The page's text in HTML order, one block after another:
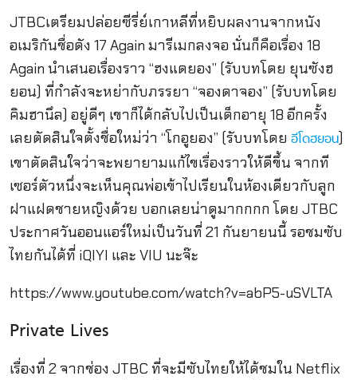
JTBCเตรียมปล่อยซีรี่ย์เกาหลีที่หยิบผลงานจากหนัง
อเมริกันชื่อดัง 17 Again มารีเมกลงจอ นั่นก็คือเรื่อง 18
Again นำเสนอเรื่องราว “ฮงแดยอง” (รับบทโดย ยุนซังฮ
ยอน) ที่กำลังจะหย่ากับภรรยา “จองดาจอง” (รับบทโดย
คิมฮานึล) อยู่ดีๆ เขาก็ได้กลับไปเป็นเด็กอายุ 18 อีกครั้ง
เลยตัดสินใจตั้งชื่อใหม่ว่า “โกอูยอง” (รับบทโดย อีโดฮยอน)
เขาตัดสินใจว่าจะพยายามแก้ไขเรื่องราวให้ดีขึ้น จากที
เซอร์ตัวหนึ่งจะเห็นคุณพ่อเข้าไปเรียนในห้องเดียวกับลูก
ฝาแฝดชายหญิงด้วย บอกเลยน่าดูมากกกก โดย JTBC
ประกาศวันออนแอร์ใหม่เป็นวันที่ 21 กันยายนนี้ รอชมซับ
ไทยกันได้ที่ iQIYI และ VIU นะจ๊ะ
https://www.youtube.com/watch?v=abP5-uSVLTA
Private Lives
เรื่องที่ 2 จากช่อง JTBC ที่จะมีซับไทยให้ได้ชมใน Netflix